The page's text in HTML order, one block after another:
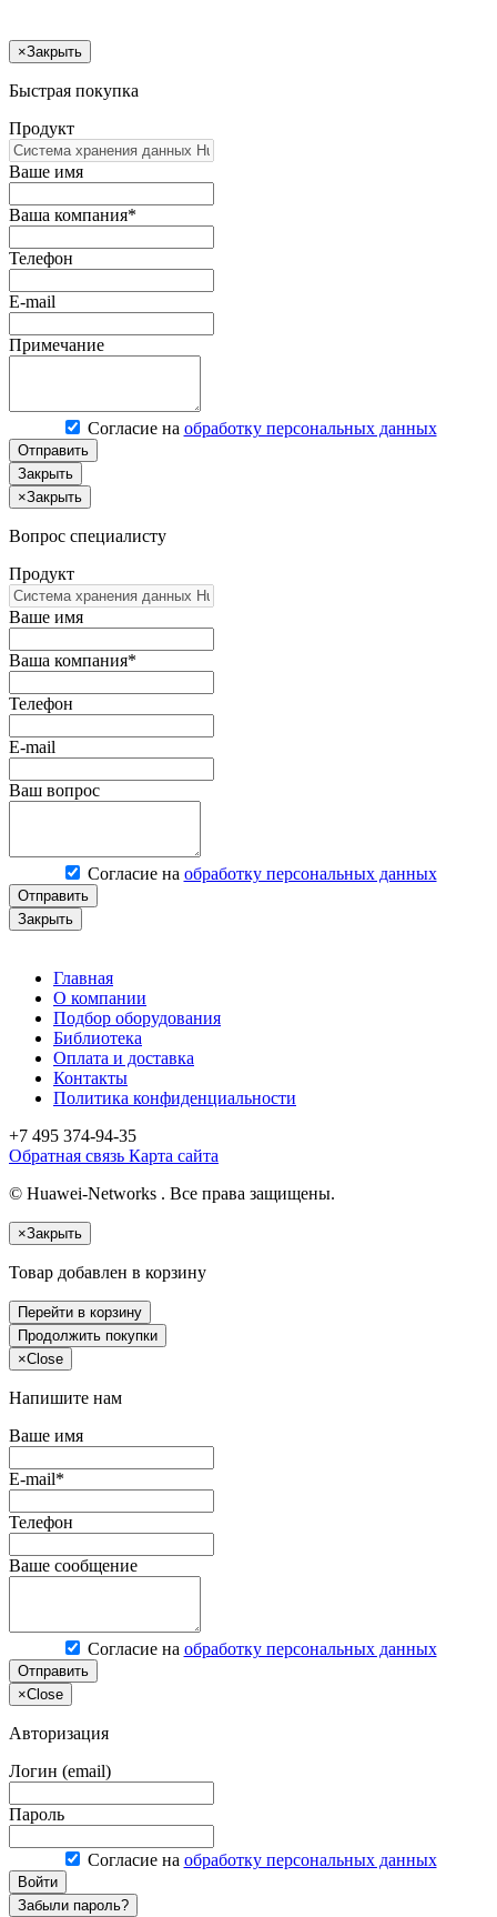
×Закрыть
Быстрая покупка
Продукт
Ваше имя
Ваша компания*
Телефон
E-mail
Примечание
Согласие на обработку персональных данных
Отправить
Закрыть
×Закрыть
Вопрос специалисту
Продукт
Ваше имя
Ваша компания*
Телефон
E-mail
Ваш вопрос
Согласие на обработку персональных данных
Отправить
Закрыть
Главная
О компании
Подбор оборудования
Библиотека
Оплата и доставка
Контакты
Политика конфиденциальности
+7 495 374-94-35
Обратная связь Карта сайта
© Huawei-Networks . Все права защищены.
×Закрыть
Товар добавлен в корзину
Перейти в корзину
Продолжить покупки
×Close
Напишите нам
Ваше имя
E-mail*
Телефон
Ваше сообщение
Согласие на обработку персональных данных
Отправить
×Close
Авторизация
Логин (email)
Пароль
Согласие на обработку персональных данных
Войти
Забыли пароль?